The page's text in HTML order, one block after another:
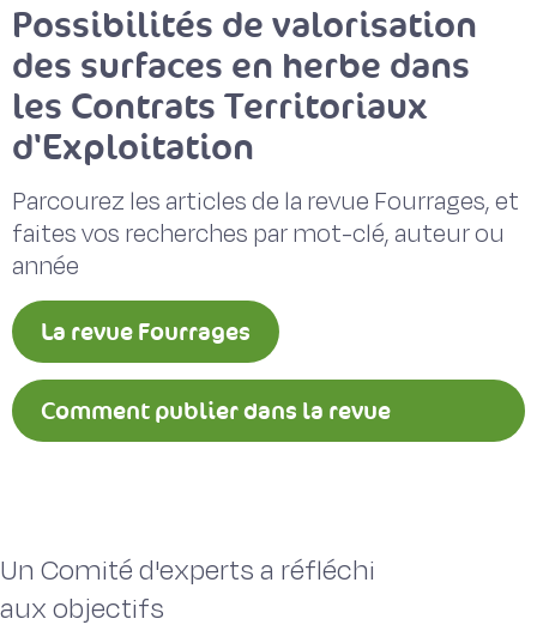
Possibilités de valorisation
des surfaces en herbe dans
les Contrats Territoriaux
d'Exploitation
Parcourez les articles de la revue Fourrages, et
faites vos recherches par mot-clé, auteur ou
année
La revue Fourrages
Comment publier dans la revue
Un Comité d'experts a réfléchi
aux objectifs